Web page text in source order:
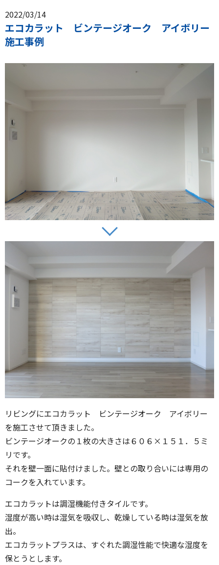
2022/03/14
エコカラット ビンテージオーク アイボリー
施工事例
リビングにエコカラット ビンテージオーク アイボリー
を施工させて頂きました。
ビンテージオークの１枚の大きさは６０６×１５１．５ミ
リです。
それを壁一面に貼付けました。壁との取り合いには専用の
コークを入れています。
エコカラットは調湿機能付きタイルです。
湿度が高い時は湿気を吸収し、乾燥している時は湿気を放
出。
エコカラットプラスは、すぐれた調湿性能で快適な湿度を
保とうとします。